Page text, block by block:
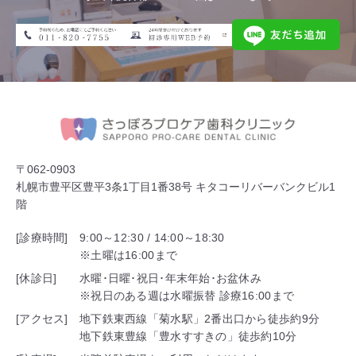
〒062-0903
札幌市豊平区豊平3条1丁目1番38号 キタコーリバーバンクビル1
階
[診療時間]
9:00～12:30 / 14:00～18:30
※土曜は16:00まで
[休診日]
水曜･日曜･祝日･年末年始･お盆休み
※祝日のある週は水曜振替 診療16:00まで
[アクセス]
地下鉄東西線「菊水駅」2番出口から徒歩約9分
地下鉄東豊線「豊水すすきの」徒歩約10分